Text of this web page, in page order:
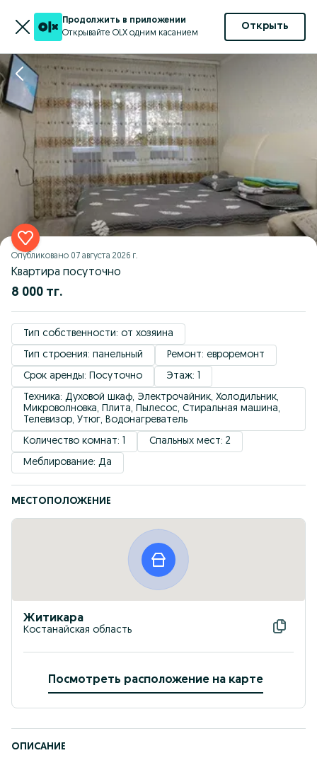
Продолжить в приложении
Открывайте OLX одним касанием
Открыть
Опубликовано 07 августа 2026 г.
Квартира посуточно
8 000 тг.
Тип собственности: от хозяина
Тип строения: панельный
Ремонт: евроремонт
Срок аренды: Посуточно
Этаж: 1
Техника: Духовой шкаф, Электрочайник, Холодильник,
Микроволновка, Плита, Пылесос, Стиральная машина,
Телевизор, Утюг, Водонагреватель
Количество комнат: 1
Спальных мест: 2
Меблирование: Да
МЕСТОПОЛОЖЕНИЕ
Житикара
Костанайская область
Посмотреть расположение на карте
ОПИСАНИЕ